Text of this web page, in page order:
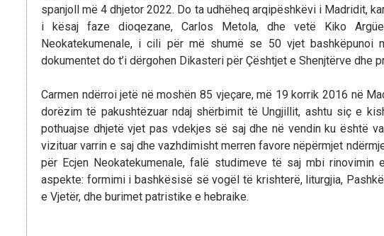
spanjoll më 4 dhjetor 2022. Do ta udhëheq arqipëshkëvi i Madridit,
i kësaj faze dioqezane, Carlos Metola, dhe vetë Kiko
Neokatekumenale, i cili për më shumë se 50 vjet
dokumentet do t’i dërgohen Dikasteri për Çështjet e Shenjtërve dhe
Carmen ndërroi jetë në moshën 85 vjeçare, më 19 korrik 2016 në
dorëzim të pakushtëzuar ndaj shërbimit të Ungjillit, ashtu siç e
pothuajse dhjetë vjet pas vdekjes së saj dhe në vendin ku është
vizituar varrin e saj dhe vazhdimisht merren favore nëpërmjet
për Ecjen Neokatekumenale, falë studimeve të saj mbi
aspekte: formimi i bashkësisë së vogël të krishterë, liturgjia,
e Vjetër, dhe burimet patristike e hebraike.